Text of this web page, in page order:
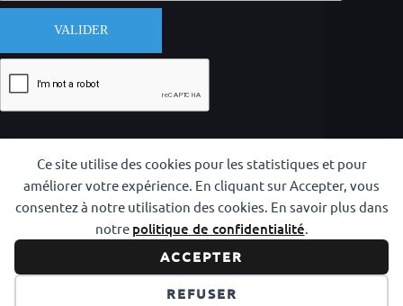
Ce site utilise des cookies pour les statistiques et pour
améliorer votre expérience. En cliquant sur Accepter, vous
consentez à notre utilisation des cookies. En savoir plus dans
notre politique de confidentialité.
ACCEPTER
REFUSER
VALIDER
Copyright © 2026 CODAM Iaido
Réalisationinfo y más